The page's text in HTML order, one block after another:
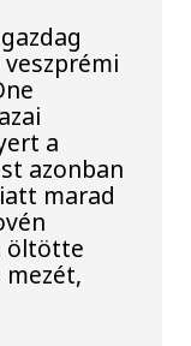
a
azonban
marad
öltötte
mezét,